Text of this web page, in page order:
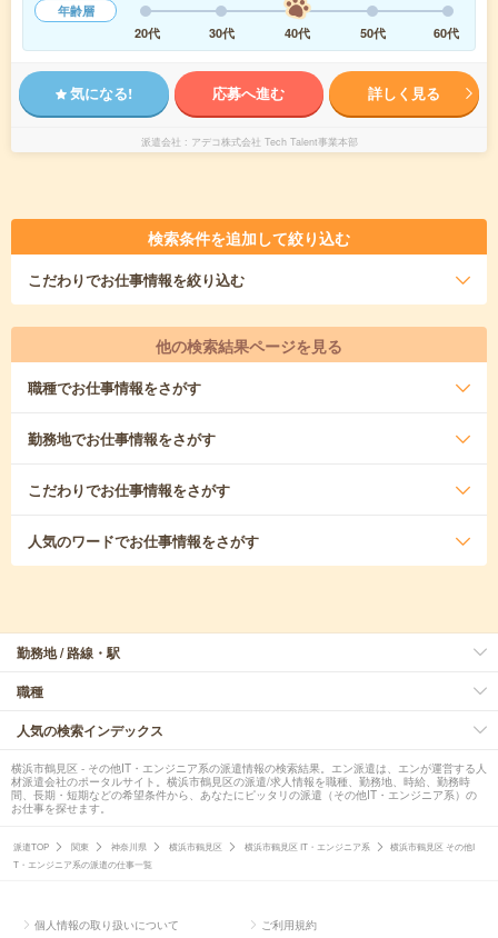
年齢層
20代
30代 40代 50代 60代
気になる! 応募へ進む 詳しく見る
派遣会社 アデコ株式会社 Tech Talent事業本部
検索条件を追加して絞り込む
こだわりでお仕事情報を絞り込む
他の検索結果ページを見る
職種でお仕事情報をさがす
勤務地でお仕事情報をさがす
こだわりでお仕事情報をさがす
人気のワードでお仕事情報をさがす
勤務地 / 路線・駅
職種
人気の検索インデックス
横浜市鶴見区 - その他IT・エンジニア系の派遣情報の検索結果。エン派遣は、エンが運営する人
材派遣会社のポータルサイト。横浜市鶴見区の派遣/求人情報を職種、勤務地、時給、勤務時
間、長期・短期などの希望条件から、あなたにピッタリの派遣（その他IT・エンジニア系）の
お仕事を探せます。
派遣TOP 関東 神奈川県 横浜市鶴見区 横浜市鶴見区 IT・エンジニア系
横浜市鶴見区 その他I
T・エンジニア系の派遣の仕事一覧
個人情報の取り扱いについて ご利用規約